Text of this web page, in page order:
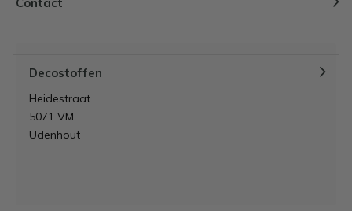
Decostoffen
Heidestraat
5071 VM
Udenhout